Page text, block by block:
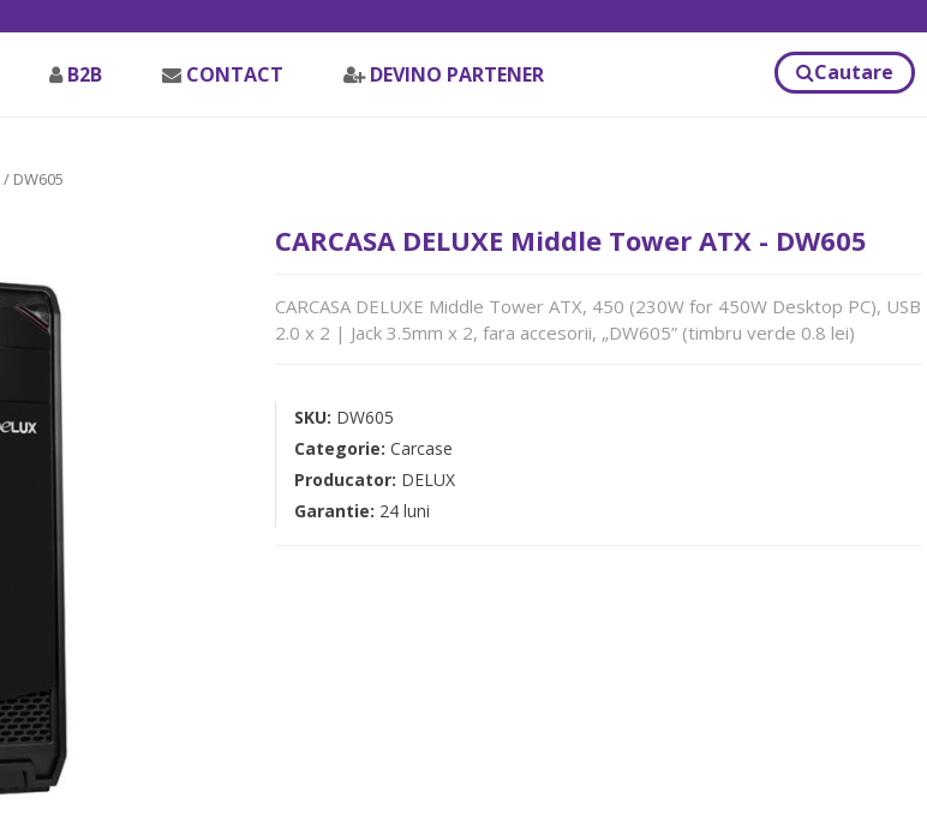
B2B CONTACT DEVINO PARTENER Cautare
/ DW605
CARCASA DELUXE Middle Tower ATX - DW605
CARCASA DELUXE Middle Tower ATX, 450 (230W for 450W Desktop PC), USB
2.0 x 2 | Jack 3.5mm x 2, fara accesorii, „DW605” (timbru verde 0.8 lei)
SKU: DW605
Categorie: Carcase
Producator: DELUX
Garantie: 24 luni